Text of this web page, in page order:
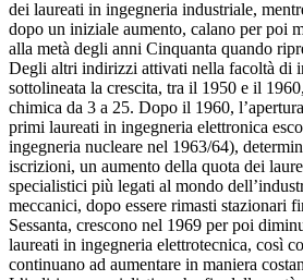
dei laureati in ingegneria industriale,
dopo un iniziale aumento, calano per poi
alla metà degli anni Cinquanta quando
Degli altri indirizzi attivati nella facoltà di
sottolineata la crescita, tra il 1950 e il
chimica da 3 a 25. Dopo il 1960,
primi laureati in ingegneria elettronica
ingegneria nucleare nel 1963/64),
iscrizioni, un aumento della quota dei
specialistici più legati al mondo
meccanici, dopo essere rimasti stazionari
Sessanta, crescono nel 1969 per poi
laureati in ingegneria elettrotecnica, così
continuano ad aumentare in maniera